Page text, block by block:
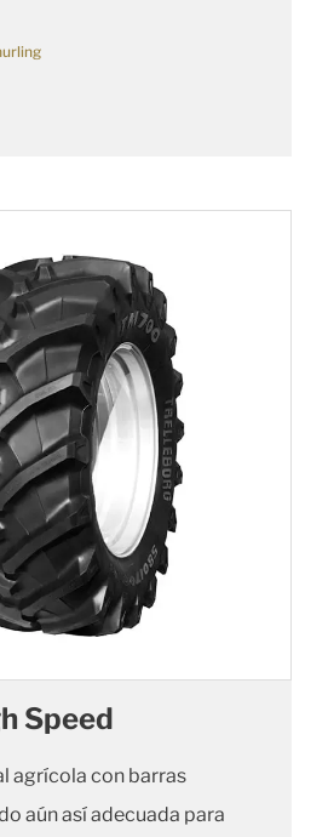
Speed
agrícola con barras
aún así adecuada para